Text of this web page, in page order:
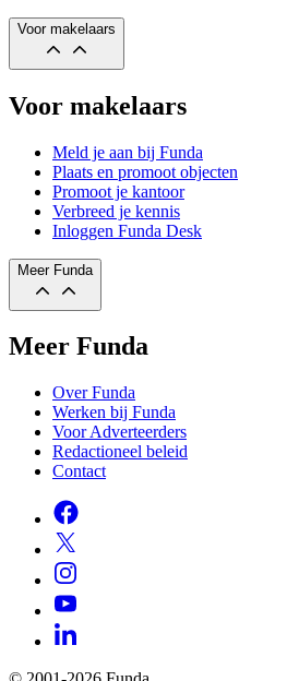
Voor makelaars
Voor makelaars
Meld je aan bij Funda
Plaats en promoot objecten
Promoot je kantoor
Verbreed je kennis
Inloggen Funda Desk
Meer Funda
Meer Funda
Over Funda
Werken bij Funda
Voor Adverteerders
Redactioneel beleid
Contact